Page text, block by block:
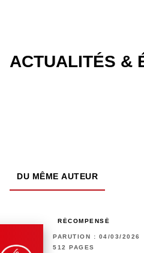
ACTUALITÉS &
DU MÊME AUTEUR
RÉCOMPENSÉ
PARUTION : 04/03/2026
512 PAGES